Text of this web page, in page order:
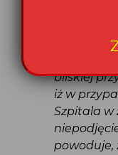
w
bliskiej
iż w
Szpitala